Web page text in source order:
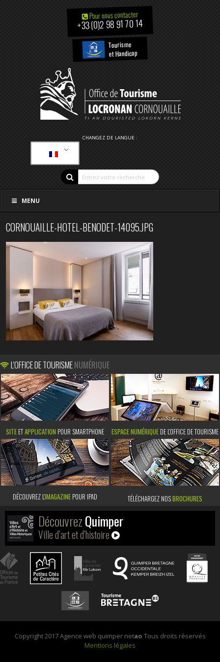
Pour nous contacter
+33 (0)2 98 91 70 14
Tourisme
et Handicap
CHANGEZ DE LANGUE :
MENU
CORNOUAILLE-HOTEL-BENODET-14095.JPG
L'OFFICE DE TOURISMENUMÉRIQUE
SITE ETAPPLICATION POUR SMARTPHONE ESPACE NUMÉRIQUE DE L'OFFICE DE TOURISME
DÉCOUVREZ L’IMAGAZINE POUR IPAD TÉLÉCHARGEZ NOSBROCHURES
DécouvrezQuimper
Ville d’art et d’histoire
Copyright 2017 Agence web quimper netao Tous droits réservés
Mentions légales